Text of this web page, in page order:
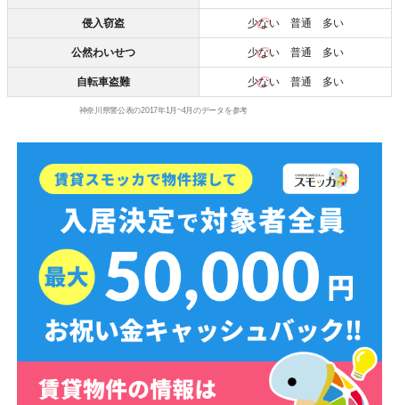
侵入窃盗 少ない普通 多い
公然わいせつ 少ない普通 多い
自転車盗難 少ない普通 多い
神奈川県警公表の2017年1月~4月のデータを参考